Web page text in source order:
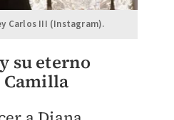
Carlos III (Instagram).
su eterno
Camilla